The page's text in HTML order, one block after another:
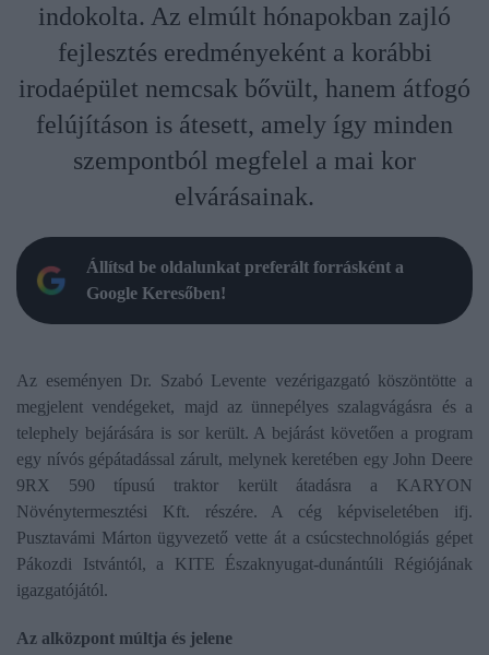
indokolta. Az elmúlt hónapokban zajló
fejlesztés eredményeként a korábbi
irodaépület nemcsak bővült, hanem átfogó
felújításon is átesett, amely így minden
szempontból megfelel a mai kor
elvárásainak.
Állítsd be oldalunkat preferált forrásként a
Google Keresőben!
Az eseményen Dr. Szabó Levente vezérigazgató köszöntötte a
megjelent vendégeket, majd az ünnepélyes szalagvágásra és a
telephely bejárására is sor került. A bejárást követően a program
egy nívós gépátadással zárult, melynek keretében egy John Deere
9RX 590 típusú traktor került átadásra a KARYON
Növénytermesztési Kft. részére. A cég képviseletében ifj.
Pusztavámi Márton ügyvezető vette át a csúcstechnológiás gépet
Pákozdi Istvántól, a KITE Északnyugat-dunántúli Régiójának
igazgatójától.
Az alközpont múltja és jelene